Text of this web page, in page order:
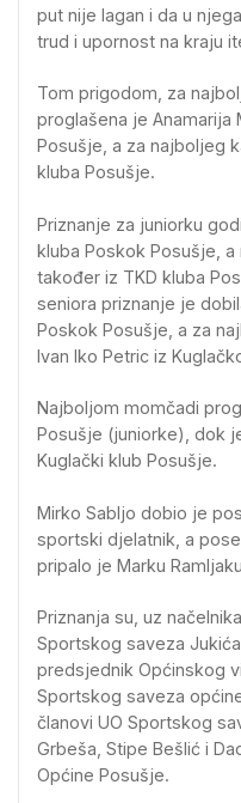
put nije lagan i da u
trud i upornost na kraju
Tom prigodom, za
proglašena je Anamarija
Posušje, a za najboljeg
kluba Posušje.
Priznanje za juniorku
kluba Poskok Posušje,
također iz TKD kluba
seniora priznanje je
Poskok Posušje, a za
Ivan Iko Petric iz
Najboljom momčadi
Posušje (juniorke), dok
Kuglački klub Posušje.
Mirko Sabljo dobio je
sportski djelatnik, a
pripalo je Marku
Priznanja su, uz
Sportskog saveza
predsjednik Općinskog
Sportskog saveza
članovi UO Sportskog
Grbeša, Stipe Bešlić i
Općine Posušje.